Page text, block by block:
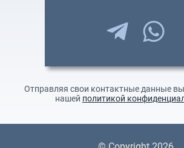
Отправляя свои контактные данные вы
нашей политикой